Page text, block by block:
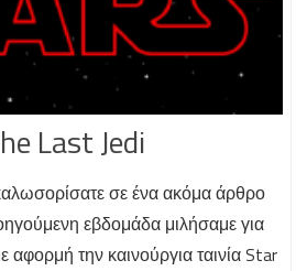
Last Jedi
σε ένα ακόμα άρθρο
εβδομάδα μιλήσαμε για
αφορμή την καινούργια ταινία Star